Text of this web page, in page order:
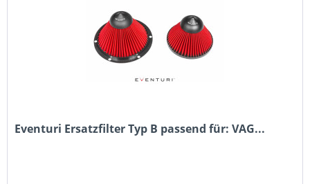
Eventuri Ersatzfilter Typ B passend für: VAG...